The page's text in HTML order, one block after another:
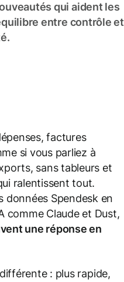
qui aident les
entre contrôle et
factures
si vous parliez à
sans tableurs et
ralentissent tout.
données Spendesk en
comme Claude et Dust,
une réponse en
: plus rapide,